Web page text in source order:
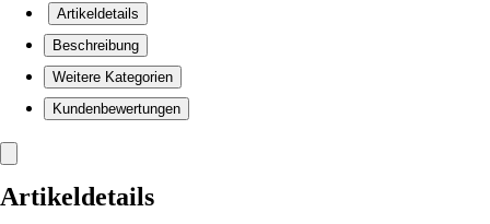
Artikeldetails
Beschreibung
Weitere Kategorien
Kundenbewertungen
Artikeldetails